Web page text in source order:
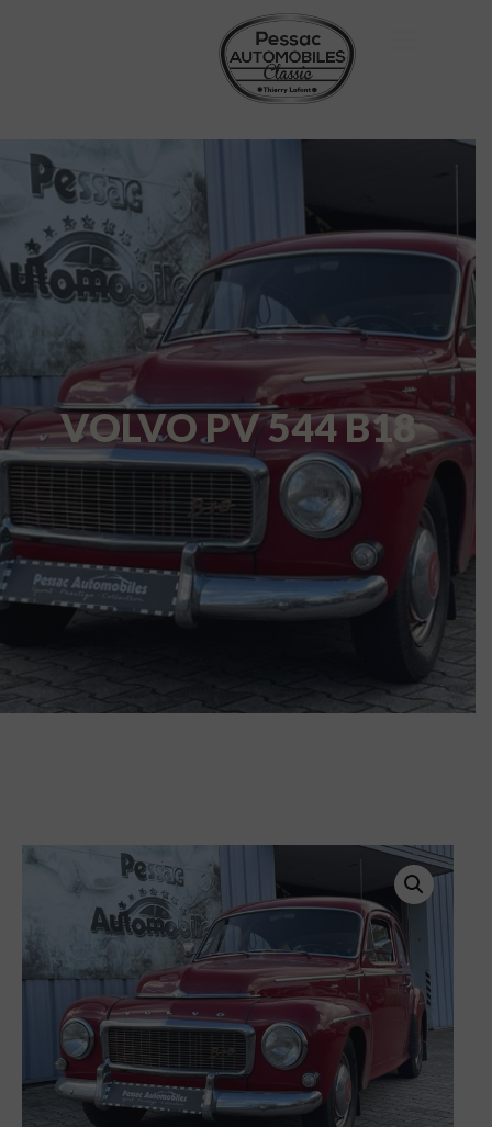
VOLVO PV 544 B18